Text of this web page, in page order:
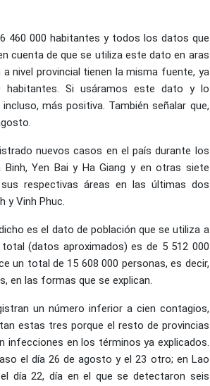
460 000 habitantes y todos los datos que
cuenta de que se utiliza este dato en aras
nivel provincial tienen la misma fuente, ya
Si usáramos este dato y lo
más positiva. También señalar que,
nuevos casos en el país durante los
Binh, Yen Bai y Ha Giang y en otras siete
respectivas áreas en las últimas dos
y Vinh Phuc.
es el dato de población que se utiliza a
(datos aproximados) es de 5 512 000
un total de 15 608 000 personas, es decir,
en las formas que se explican.
un número inferior a cien contagios,
estas tres porque el resto de provincias
infecciones en los términos ya explicados.
el día 26 de agosto y el 23 otro; en Lao
día 22, día en el que se detectaron seis